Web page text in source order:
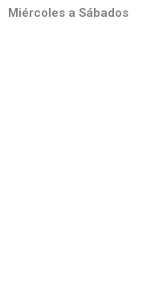
Miércoles a Sábados